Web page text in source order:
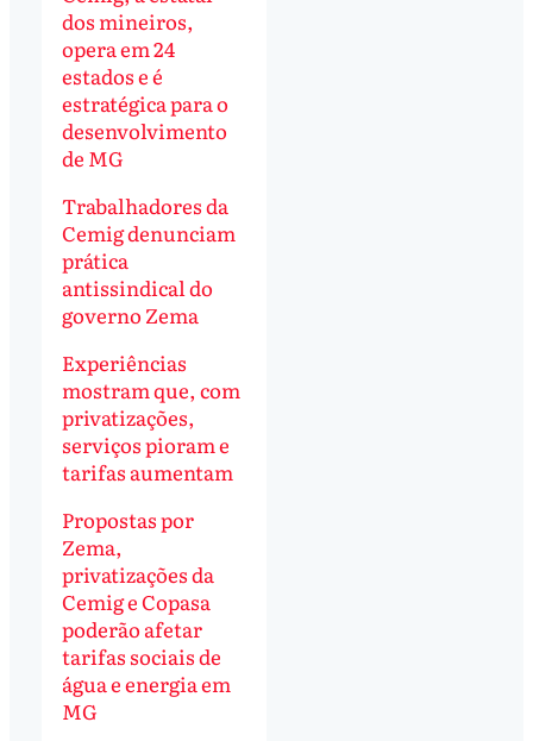
dos mineiros,
opera em 24
estados e é
estratégica para o
desenvolvimento
de MG
Trabalhadores da
Cemig denunciam
prática
antissindical do
governo Zema
Experiências
mostram que, com
privatizações,
serviços pioram e
tarifas aumentam
Propostas por
Zema,
privatizações da
Cemig e Copasa
poderão afetar
tarifas sociais de
água e energia em
MG